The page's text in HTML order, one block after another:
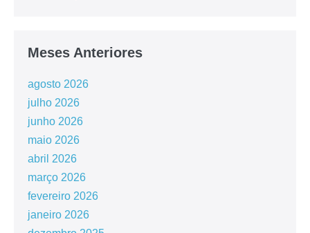
Meses Anteriores
agosto 2026
julho 2026
junho 2026
maio 2026
abril 2026
março 2026
fevereiro 2026
janeiro 2026